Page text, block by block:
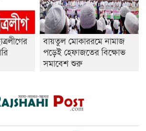
বায়তুল মোকাররমে নামাজ
পড়েই হেফাজতের বিক্ষোভ
সমাবেশ শুরু